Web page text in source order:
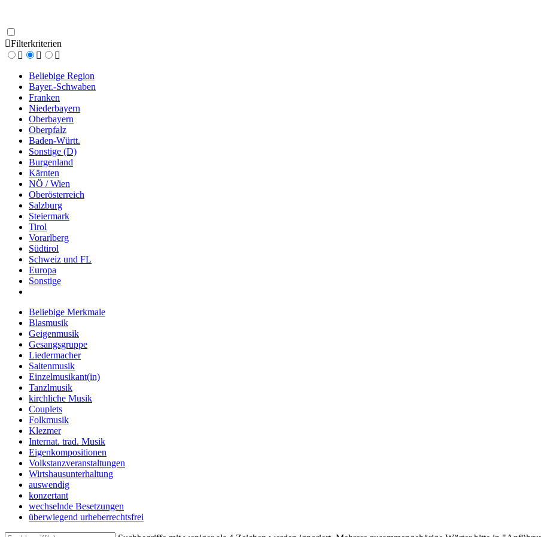
Filterkriterien
Beliebige Region
Bayer.-Schwaben
Franken
Niederbayern
Oberbayern
Oberpfalz
Baden-Württ.
Sonstige (D)
Burgenland
Kärnten
NÖ / Wien
Oberösterreich
Salzburg
Steiermark
Tirol
Vorarlberg
Südtirol
Schweiz und FL
Europa
Sonstige
Beliebige Merkmale
Blasmusik
Geigenmusik
Gesangsgruppe
Liedermacher
Saitenmusik
Einzelmusikant(in)
Tanzlmusik
kirchliche Musik
Couplets
Folkmusik
Klezmer
Internat. trad. Musik
Eigenkompositionen
Volkstanzveranstaltungen
Wirtshausunterhaltung
auswendig
konzertant
wechselnde Besetzungen
überwiegend urheberrechtsfrei